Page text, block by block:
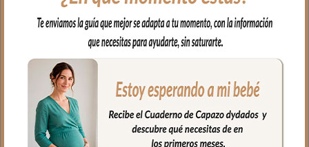
gomitas por si la capota va unida al
respaldo y no puedes usar la trasera.
Las aberturas verticales en el respaldo y
ojales en el culete y en los laterales son
aptos para la salida de arenes de todo
tipo de sillas.
En la zona de los pies una trasera elástica
para sujetar la funda en la parte de